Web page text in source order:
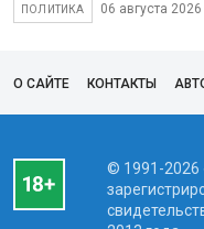
ПОЛИТИКА 06 августа 2026
О САЙТЕ КОНТАКТЫ
© 1991-2026